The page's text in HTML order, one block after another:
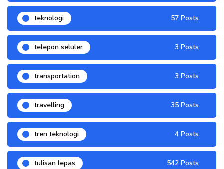
teknologi 57 Posts
telepon seluler 3 Posts
transportation 3 Posts
travelling 35 Posts
tren teknologi 4 Posts
tulisan lepas 542 Posts